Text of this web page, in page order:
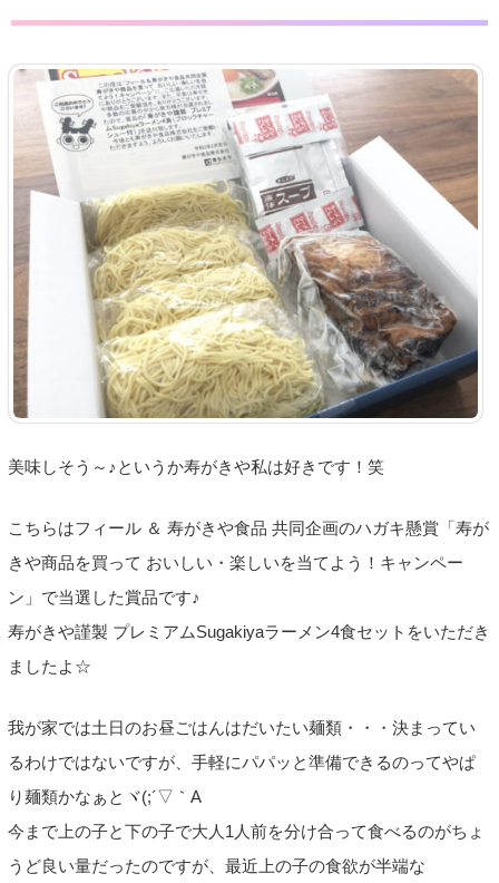
美味しそう～♪というか寿がきや私は好きです！笑
こちらはフィール ＆ 寿がきや食品 共同企画のハガキ懸賞「寿が
きや商品を買って おいしい・楽しいを当てよう！キャンペー
ン」で当選した賞品です♪
寿がきや謹製 プレミアムSugakiyaラーメン4食セットをいただき
ましたよ☆
我が家では土日のお昼ごはんはだいたい麺類・・・決まってい
るわけではないですが、手軽にパパッと準備できるのってやぱ
り麺類かなぁとヾ(;´▽｀A
今まで上の子と下の子で大人1人前を分け合って食べるのがちょ
うど良い量だったのですが、最近上の子の食欲が半端な